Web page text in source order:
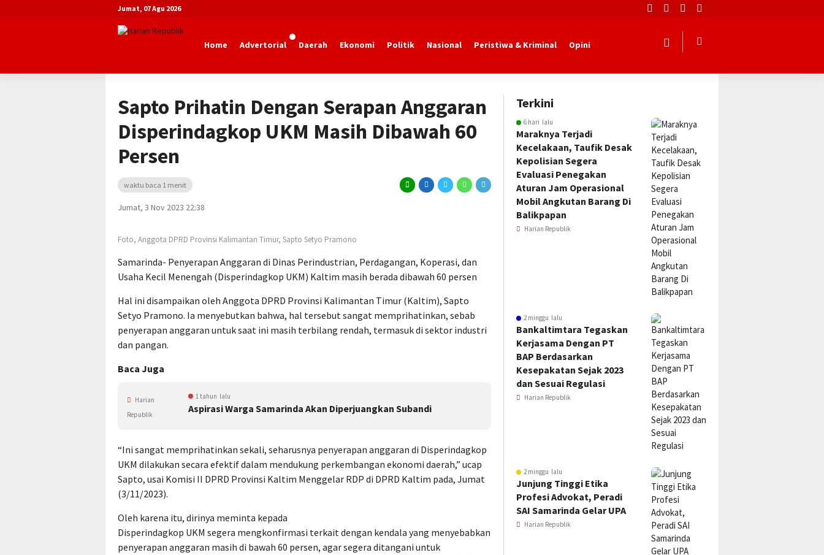
Jumat, 07 Agu 2026
Home Advertorial Daerah Ekonomi Politik Nasional Peristiwa & Kriminal Opini
Sapto Prihatin Dengan Serapan Anggaran
Disperindagkop UKM Masih Dibawah 60
Persen
waktu baca 1 menit
Jumat, 3 Nov 2023 22:38
Foto, Anggota DPRD Provinsi Kalimantan Timur, Sapto Setyo Pramono
Samarinda- Penyerapan Anggaran di Dinas Perindustrian, Perdagangan, Koperasi, dan
Usaha Kecil Menengah (Disperindagkop UKM) Kaltim masih berada dibawah 60 persen
Hal ini disampaikan oleh Anggota DPRD Provinsi Kalimantan Timur (Kaltim), Sapto
Setyo Pramono. Ia menyebutkan bahwa, hal tersebut sangat memprihatinkan, sebab
penyerapan anggaran untuk saat ini masih terbilang rendah, termasuk di sektor industri
dan pangan.
Baca Juga
1 tahun lalu
Aspirasi Warga Samarinda Akan Diperjuangkan Subandi
Harian
Republik
“Ini sangat memprihatinkan sekali, seharusnya penyerapan anggaran di Disperindagkop
UKM dilakukan secara efektif dalam mendukung perkembangan ekonomi daerah,” ucap
Sapto, usai Komisi II DPRD Provinsi Kaltim Menggelar RDP di DPRD Kaltim pada, Jumat
(3/11/2023).
Oleh karena itu, dirinya meminta kepada
Disperindagkop UKM segera mengkonfirmasi terkait dengan kendala yang menyebabkan
penyerapan anggaran masih di bawah 60 persen, agar segera ditangani untuk
Terkini
6 hari lalu
Maraknya Terjadi
Kecelakaan, Taufik Desak
Kepolisian Segera
Evaluasi Penegakan
Aturan Jam Operasional
Mobil Angkutan Barang Di
Balikpapan
Harian Republik
2 minggu lalu
Bankaltimtara Tegaskan
Kerjasama Dengan PT
BAP Berdasarkan
Kesepakatan Sejak 2023
dan Sesuai Regulasi
Harian Republik
2 minggu lalu
Junjung Tinggi Etika
Profesi Advokat, Peradi
SAI Samarinda Gelar UPA
Harian Republik